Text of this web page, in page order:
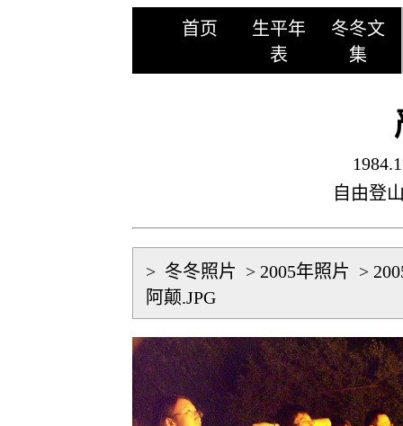
首页
生平年
表
冬冬文
集
自由登
> 冬冬照片 > 2005年照片 >
阿颠.JPG